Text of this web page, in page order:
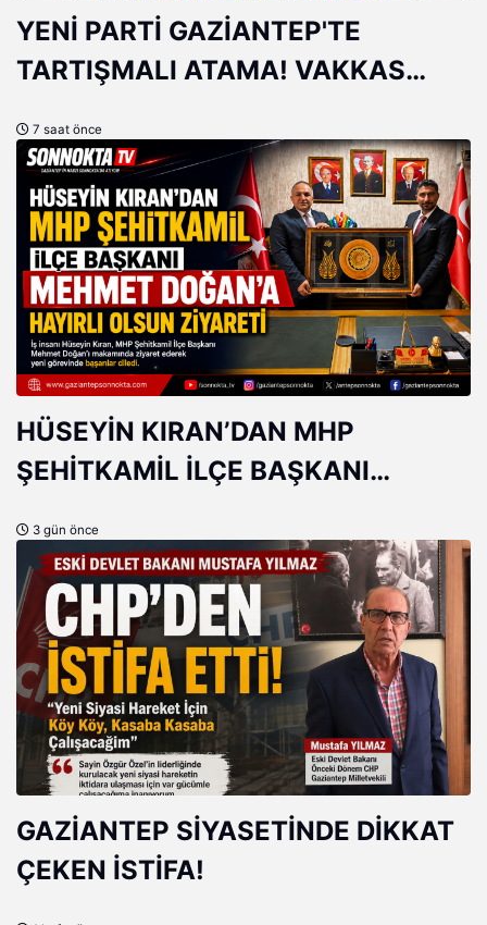
YENİ PARTİ GAZİANTEP'TE
TARTIŞMALI ATAMA! VAKKAS
GÜNGÖR
7 saat önce
HÜSEYİN KIRAN’DAN MHP
ŞEHİTKAMİL İLÇE BAŞKANI
ZİYARETİ
3 gün önce
GAZİANTEP SİYASETİNDE DİKKAT
ÇEKEN İSTİFA!